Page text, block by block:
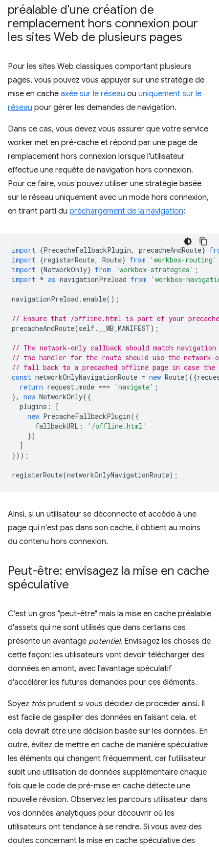
préalable d'une création de
remplacement hors connexion pour
les sites Web de plusieurs pages
Pour les sites Web classiques comportant plusieurs
pages, vous pouvez vous appuyer sur une stratégie de
mise en cache axée sur le réseau ou uniquement sur le
réseau pour gérer les demandes de navigation.
Dans ce cas, vous devez vous assurer que votre service
worker met en pré-cache et répond par une page de
remplacement hors connexion lorsque l'utilisateur
effectue une requête de navigation hors connexion.
Pour ce faire, vous pouvez utiliser une stratégie basée
sur le réseau uniquement avec un mode hors connexion,
en tirant parti du préchargement de la navigation:
import {PrecacheFallbackPlugin, precacheAndRoute}
import {registerRoute, Route} from 'workbox-routing'
import {NetworkOnly} from 'workbox-strategies' ;
import * as navigationPreload from 'workbox-
navigationPreload . enable();
// Ensure that /offline.html is part of your
precacheAndRoute(self. __WB_MANIFEST);
// The network-only callback should match navigation
// the handler for the route should use the
// fall back to a precached offline page in case
const networkOnlyNavigationRoute = new Route(({
return request.mode === 'navigate' ;
},
new NetworkOnly({
plugins :
[
new PrecacheFallbackPlugin({
fallbackURL :
'/offline.html'
})
]
}));
registerRoute(networkOnlyNavigationRoute);
Ainsi, si un utilisateur se déconnecte et accède à une
page qui n'est pas dans son cache, il obtient au moins
du contenu hors connexion.
Peut-être: envisagez la mise en cache
spéculative
C'est un gros "peut-être" mais la mise en cache préalable
d'assets qui ne sont utilisés que dans certains cas
présente un avantage potentiel. Envisagez les choses de
cette façon: les utilisateurs vont devoir télécharger des
données en amont, avec l'avantage spéculatif
d'accélérer les futures demandes pour ces éléments.
Soyez trèsprudent si vous décidez de procéder ainsi. Il
est facile de gaspiller des données en faisant cela, et
cela devrait être une décision basée sur les données. En
outre, évitez de mettre en cache de manière spéculative
les éléments qui changent fréquemment, car l'utilisateur
subit une utilisation de données supplémentaire chaque
fois que le code de pré-mise en cache détecte une
nouvelle révision. Observez les parcours utilisateur dans
vos données analytiques pour découvrir où les
utilisateurs ont tendance à se rendre. Si vous avez des
doutes concernant la mise en cache spéculative des